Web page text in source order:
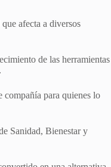
afecta a diversos
de las herramientas
compañía para quienes lo
Sanidad, Bienestar y